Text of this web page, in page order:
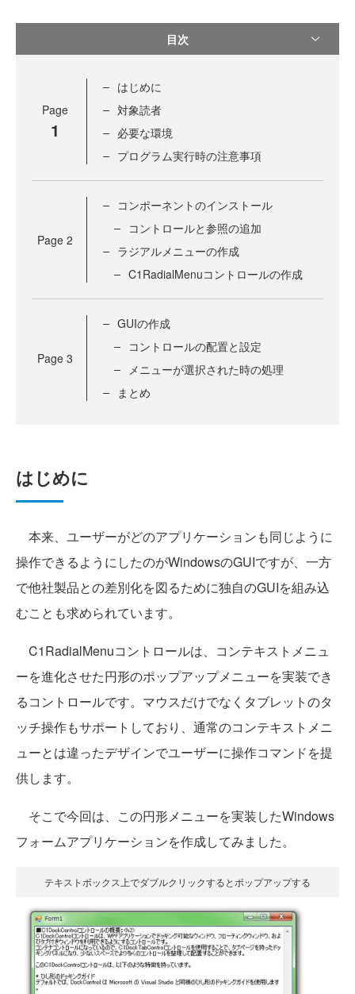
目次
Page
1
はじめに
対象読者
必要な環境
プログラム実行時の注意事項
Page 2
コンポーネントのインストール
コントロールと参照の追加
ラジアルメニューの作成
C1RadialMenuコントロールの作成
Page 3
GUIの作成
コントロールの配置と設定
メニューが選択された時の処理
まとめ
はじめに
本来、ユーザーがどのアプリケーションも同じように
操作できるようにしたのがWindowsのGUIですが、一方
で他社製品との差別化を図るために独自のGUIを組み込
むことも求められています。
C1RadialMenuコントロールは、コンテキストメニュ
ーを進化させた円形のポップアップメニューを実装でき
るコントロールです。マウスだけでなくタブレットのタ
ッチ操作もサポートしており、通常のコンテキストメニ
ューとは違ったデザインでユーザーに操作コマンドを提
供します。
そこで今回は、この円形メニューを実装したWindows
フォームアプリケーションを作成してみました。
テキストボックス上でダブルクリックするとポップアップする